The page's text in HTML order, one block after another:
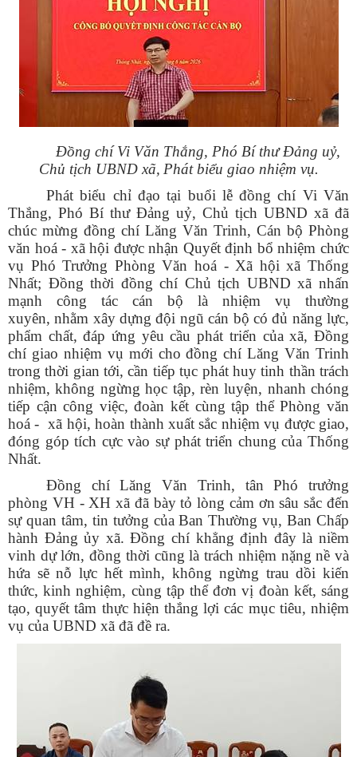
Đồng chí Vi Văn Thắng, Phó Bí thư Đảng uỷ,
Chủ tịch UBND xã, Phát biểu giao nhiệm vụ.
Phát biểu chỉ đạo tại buổi lễ đồng chí Vi Văn
Thắng, Phó Bí thư Đảng uỷ, Chủ tịch UBND xã đã
chúc mừng đồng chí Lăng Văn Trinh, Cán bộ Phòng
văn hoá - xã hội được nhận Quyết định bổ nhiệm chức
vụ Phó Trưởng Phòng Văn hoá - Xã hội xã Thống
Nhất; Đồng thời đồng chí Chủ tịch UBND xã nhấn
mạnh công tác cán bộ là nhiệm vụ thường
xuyên, nhằm xây dựng đội ngũ cán bộ có đủ năng lực,
phẩm chất, đáp ứng yêu cầu phát triển của xã, Đồng
chí giao nhiệm vụ mới cho đồng chí Lăng Văn Trinh
trong thời gian tới, cần tiếp tục phát huy tinh thần trách
nhiệm, không ngừng học tập, rèn luyện, nhanh chóng
tiếp cận công việc, đoàn kết cùng tập thể Phòng văn
hoá - xã hội, hoàn thành xuất sắc nhiệm vụ được giao,
đóng góp tích cực vào sự phát triển chung của Thống
Nhất.
Đồng chí Lăng Văn Trinh, tân Phó trưởng
phòng VH - XH xã đã bày tỏ lòng cảm ơn sâu sắc đến
sự quan tâm, tin tưởng của Ban Thường vụ, Ban Chấp
hành Đảng ủy xã. Đồng chí khẳng định đây là niềm
vinh dự lớn, đồng thời cũng là trách nhiệm nặng nề và
hứa sẽ nỗ lực hết mình, không ngừng trau dồi kiến
thức, kinh nghiệm, cùng tập thể đơn vị đoàn kết, sáng
tạo, quyết tâm thực hiện thắng lợi các mục tiêu, nhiệm
vụ của UBND xã đã đề ra.